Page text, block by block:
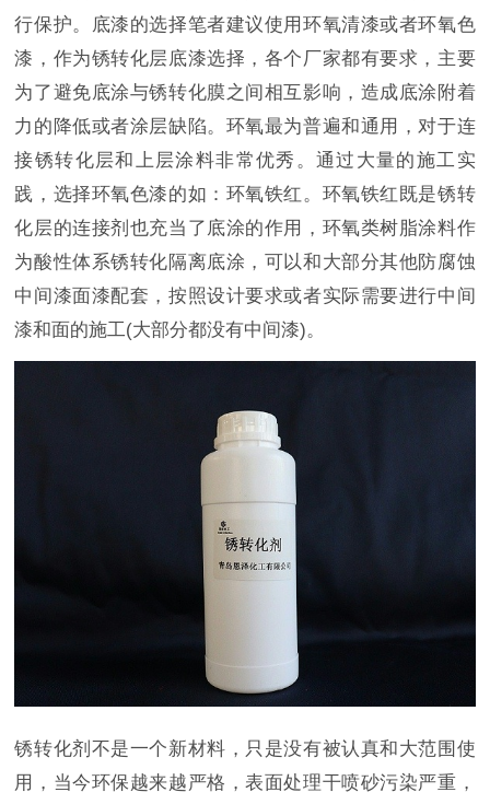
行保护。底漆的选择笔者建议使用环氧清漆或者环氧色
漆，作为锈转化层底漆选择，各个厂家都有要求，主要
为了避免底涂与锈转化膜之间相互影响，造成底涂附着
力的降低或者涂层缺陷。环氧最为普遍和通用，对于连
接锈转化层和上层涂料非常优秀。通过大量的施工实
践，选择环氧色漆的如：环氧铁红。环氧铁红既是锈转
化层的连接剂也充当了底涂的作用，环氧类树脂涂料作
为酸性体系锈转化隔离底涂，可以和大部分其他防腐蚀
中间漆面漆配套，按照设计要求或者实际需要进行中间
漆和面的施工(大部分都没有中间漆)。
锈转化剂不是一个新材料，只是没有被认真和大范围使
用，当今环保越来越严格，表面处理干喷砂污染严重，